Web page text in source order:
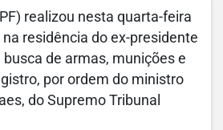
realizou nesta quarta-feira
residência do ex-presidente
de armas, munições e
por ordem do ministro
do Supremo Tribunal